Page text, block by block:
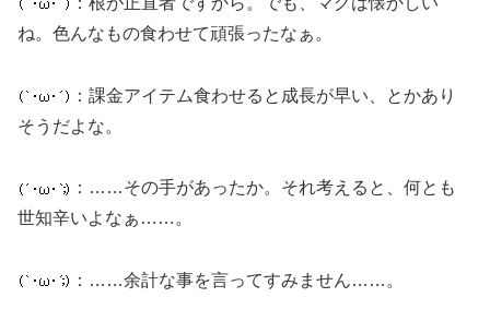
ね。色んなもの食わせて頑張ったなぁ。
：課金アイテム食わせると成長が早い、とかあり
そうだよな。
：……その手があったか。それ考えると、何とも
世知辛いよなぁ……。
：……余計な事を言ってすみません……。